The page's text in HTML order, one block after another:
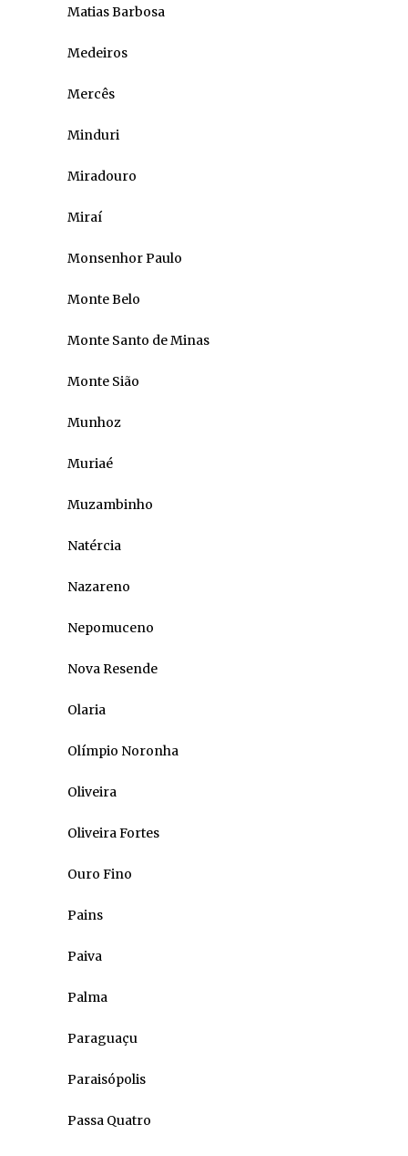
Matias Barbosa
Medeiros
Mercês
Minduri
Miradouro
Miraí
Monsenhor Paulo
Monte Belo
Monte Santo de Minas
Monte Sião
Munhoz
Muriaé
Muzambinho
Natércia
Nazareno
Nepomuceno
Nova Resende
Olaria
Olímpio Noronha
Oliveira
Oliveira Fortes
Ouro Fino
Pains
Paiva
Palma
Paraguaçu
Paraisópolis
Passa Quatro